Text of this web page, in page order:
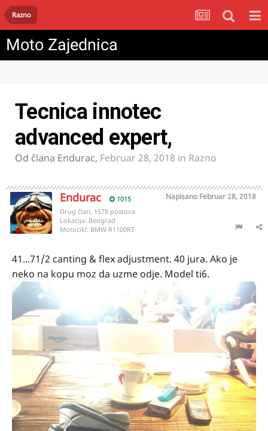
Razno
Moto Zajednica
Tecnica innotec
advanced expert,
Od člana Endurac, Februar 28, 2018 in Razno
Endurac 1015 Napisano Februar 28, 2018
Drug član, 1578 postova
Lokacija: Beograd
Motocikl: BMW R1100RT
41...71/2 canting & flex adjustment. 40 jura. Ako je
neko na kopu moz da uzme odje. Model ti6.